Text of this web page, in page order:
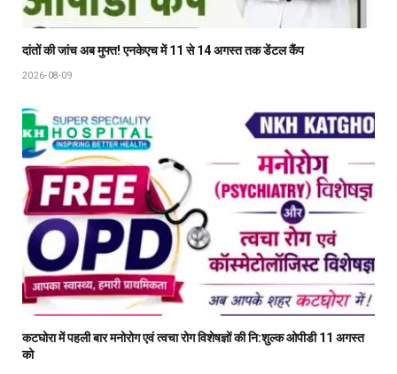
दांतों की जांच अब मुफ्त! एनकेएच में 11 से 14 अगस्त तक डेंटल कैंप
2026-08-09
कटघोरा में पहली बार मनोरोग एवं त्वचा रोग विशेषज्ञों की नि:शुल्क ओपीडी 11 अगस्त
को